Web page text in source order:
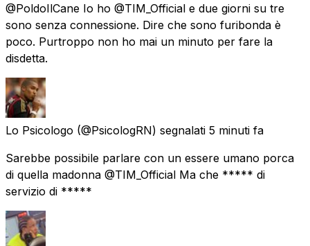
@PoldoIlCane Io ho @TIM_Official e due giorni su tre
sono senza connessione. Dire che sono furibonda è
poco. Purtroppo non ho mai un minuto per fare la
disdetta.
Lo Psicologo (@PsicologRN) segnalati 5 minuti fa
Sarebbe possibile parlare con un essere umano porca
di quella madonna @TIM_Official Ma che ***** di
servizio di *****